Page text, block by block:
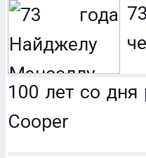
100 лет со
Cooper